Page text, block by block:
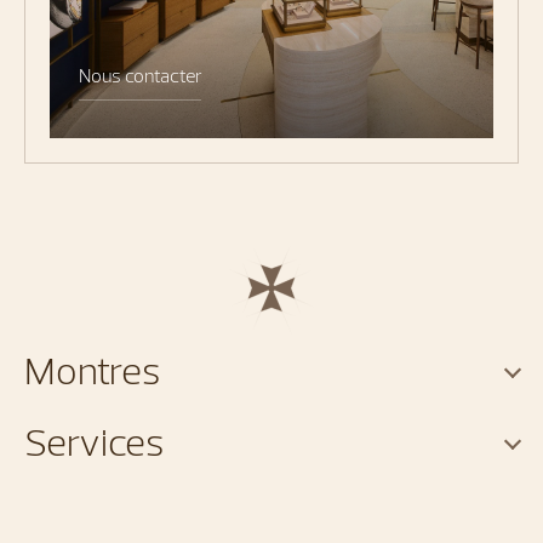
Nous contacter
Montres
Services